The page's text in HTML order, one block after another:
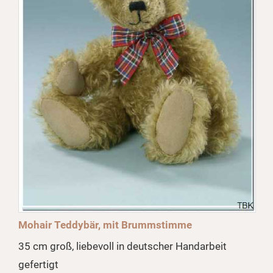
Mohair Teddybär, mit Brummstimme
35 cm groß, liebevoll in deutscher Handarbeit
gefertigt